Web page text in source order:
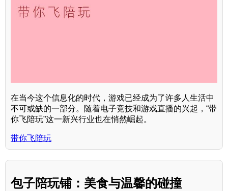
在当今这个信息化的时代，游戏已经成为了许多人生活中
不可或缺的一部分。随着电子竞技和游戏直播的兴起，“带
你飞陪玩”这一新兴行业也在悄然崛起。
带你飞陪玩
包子陪玩铺：美食与温馨的碰撞